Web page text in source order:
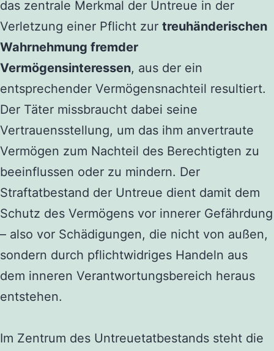
das zentrale Merkmal der Untreue in der
Verletzung einer Pflicht zur treuhänderischen
Wahrnehmung fremder
Vermögensinteressen, aus der ein
entsprechender Vermögensnachteil resultiert.
Der Täter missbraucht dabei seine
Vertrauensstellung, um das ihm anvertraute
Vermögen zum Nachteil des Berechtigten zu
beeinflussen oder zu mindern. Der
Straftatbestand der Untreue dient damit dem
Schutz des Vermögens vor innerer Gefährdung
– also vor Schädigungen, die nicht von außen,
sondern durch pflichtwidriges Handeln aus
dem inneren Verantwortungsbereich heraus
entstehen.
Im Zentrum des Untreuetatbestands steht die